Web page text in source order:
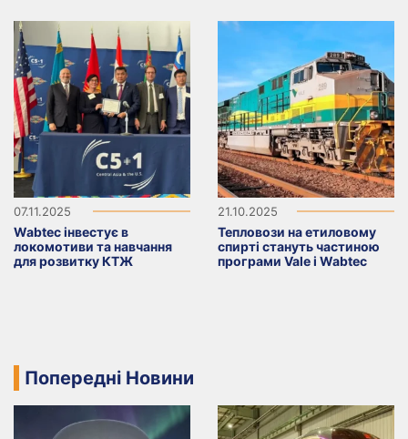
07.11.2025
Wabtec інвестує в
локомотиви та навчання
для розвитку КТЖ
21.10.2025
Тепловози на етиловому
спирті стануть частиною
програми Vale і Wabtec
Попередні Новини